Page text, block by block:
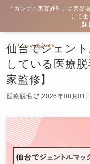
「カンナム美容外科」は美容
して生
詳
仙台でジェン
している医療
家監修】
医療脱毛 2026年08月01